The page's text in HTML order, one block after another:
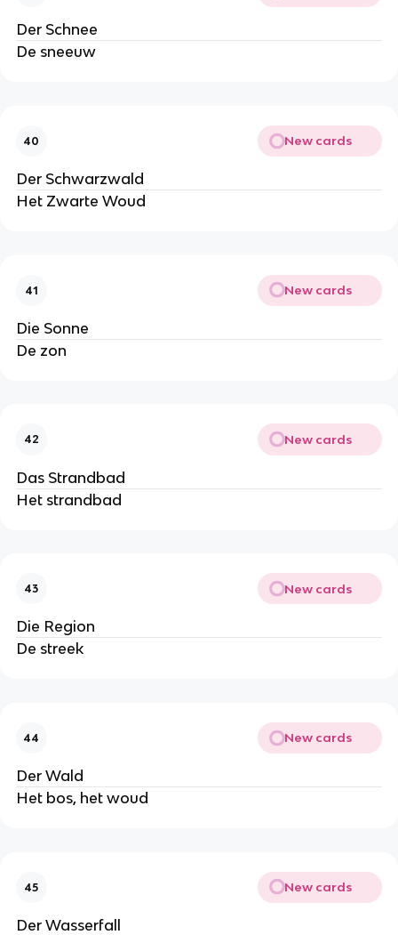
Der Schnee
De sneeuw
40 New cards
Der Schwarzwald
Het Zwarte Woud
41 New cards
Die Sonne
De zon
42 New cards
Das Strandbad
Het strandbad
43 New cards
Die Region
De streek
44 New cards
Der Wald
Het bos, het woud
45 New cards
Der Wasserfall